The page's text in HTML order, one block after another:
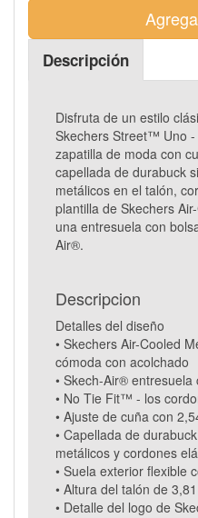
Descripción
Disfruta de un estilo
Skechers Street™ Uno -
zapatilla de moda con
capellada de durabuck
metálicos en el talón,
plantilla de Skechers
una entresuela con
Air®.
Descripcion
Detalles del diseño
• Skechers Air-Cooled
cómoda con acolchado
• Skech-Air®
• No Tie Fit™ - los
• Ajuste de cuña con
• Capellada de
metálicos y cordones
• Suela exterior flexible
• Altura del talón de
• Detalle del logo de